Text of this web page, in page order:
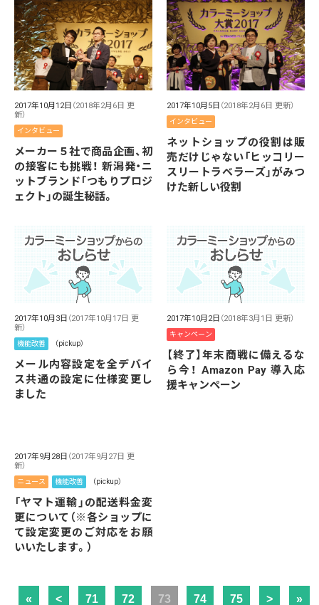
2017年10月12日 （2018年2月6日 更
新）
インタビュー
メーカー５社で商品企画、初
の接客にも挑戦！ 新潟発・ニ
ットブランド「つもりプロジ
ェクト」の誕生秘話。
2017年10月5日 （2018年2月6日 更新）
インタビュー
ネットショップの役割は販
売だけじゃない「ヒッコリー
スリートラベラーズ」がみつ
けた新しい役割
2017年10月3日 （2017年10月17日 更
新）
機能改善 （pickup）
メール内容設定を全デバイ
ス共通の設定に仕様変更し
ました
2017年10月2日 （2018年3月1日 更新）
キャンペーン
【終了】年末商戦に備えるな
ら今！ Amazon Pay 導入応
援キャンペーン
2017年9月28日 （2017年9月27日 更
新）
ニュース 機能改善 （pickup）
「ヤマト運輸」の配送料金変
更について（※各ショップに
て設定変更のご対応をお願
いいたします。）
« < 71 72 73 74 75 > »